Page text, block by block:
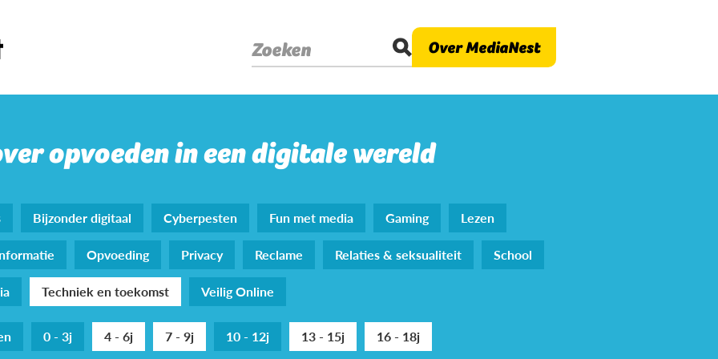
Zoeken Over MediaNest
opvoeden in een digitale wereld
Bijzonder digitaal Cyberpesten Fun met media Gaming
Lezen
Opvoeding Privacy Reclame Relaties & seksualiteit
School
Techniek en toekomst Veilig Online
0 - 3j 4 - 6j 7 - 9j 10 - 12j 13 - 15j 16 - 18j